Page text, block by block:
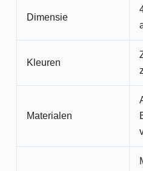
Dimensie
Kleuren
Materialen